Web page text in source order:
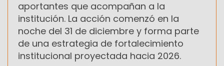
aportantes que acompañan a la
institución. La acción comenzó en la
noche del 31 de diciembre y forma parte
de una estrategia de fortalecimiento
institucional proyectada hacia 2026.